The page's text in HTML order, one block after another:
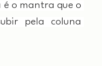
o mantra que o
pela coluna